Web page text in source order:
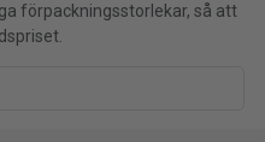
förpackningsstorlekar, så att